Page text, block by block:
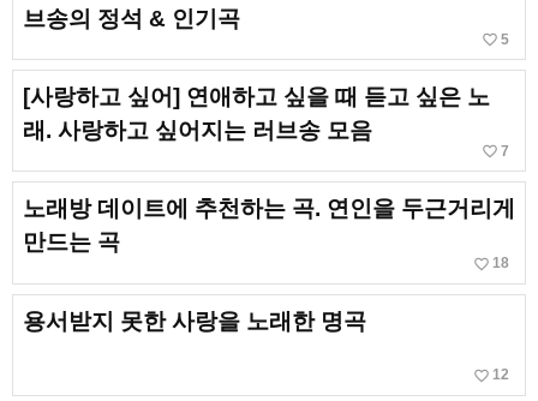
브송의 정석 & 인기곡
favorite_border 5
[사랑하고 싶어] 연애하고 싶을 때 듣고 싶은 노
래. 사랑하고 싶어지는 러브송 모음
favorite_border 7
노래방 데이트에 추천하는 곡. 연인을 두근거리게
만드는 곡
favorite_border 18
용서받지 못한 사랑을 노래한 명곡
favorite_border 12